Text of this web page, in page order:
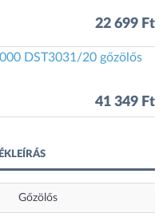
22 699 Ft
DST3031/20 gőzölős
41 349 Ft
Gőzölős